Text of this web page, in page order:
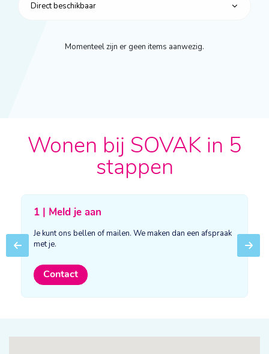
Direct beschikbaar
Momenteel zijn er geen items aanwezig.
Wonen bij SOVAK in 5
stappen
Previous
1 | Meld je aan
Je kunt ons bellen of mailen. We maken dan een afspraak
met je.
Contact
Next